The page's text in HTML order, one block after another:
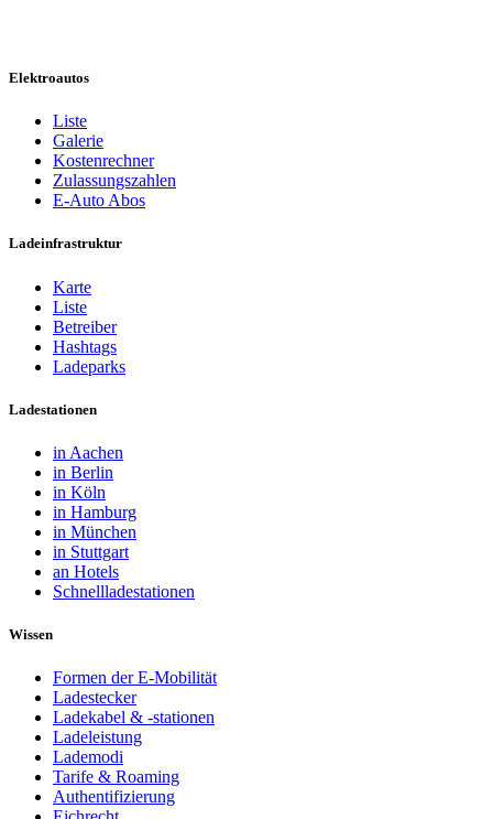
Elektroautos
Liste
Galerie
Kostenrechner
Zulassungszahlen
E-Auto Abos
Ladeinfrastruktur
Karte
Liste
Betreiber
Hashtags
Ladeparks
Ladestationen
in Aachen
in Berlin
in Köln
in Hamburg
in München
in Stuttgart
an Hotels
Schnellladestationen
Wissen
Formen der E-Mobilität
Ladestecker
Ladekabel & -stationen
Ladeleistung
Lademodi
Tarife & Roaming
Authentifizierung